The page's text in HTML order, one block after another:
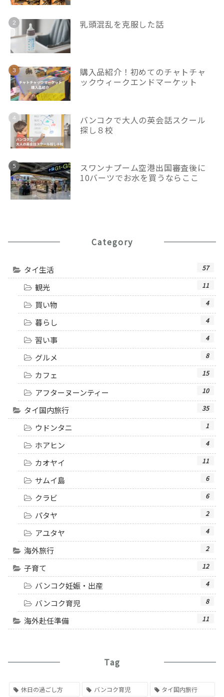
乳頭混乱を克服した話
購入品紹介！初めてのチャトチャ
ックウィークエンドマーケット
バンコクで大人の英会話スクール
探し８校
スワンナプーム空港出国審査後に
10バーツでお水を買うならここ
Category
タイ生活 57
観光 11
買い物 4
暮らし 4
習い事 4
グルメ 8
カフェ 15
アフターヌーンティー 10
タイ国内旅行 35
ウドンタニ 1
ホアヒン 4
カオヤイ 11
サムイ島 6
クラビ 6
パタヤ 2
アユタヤ 4
海外旅行 2
子育て 12
バンコク妊娠・出産 4
バンコク育児 8
海外赴任準備 11
Tag
休日の過ごし方 バンコク育児
タイ国内旅行